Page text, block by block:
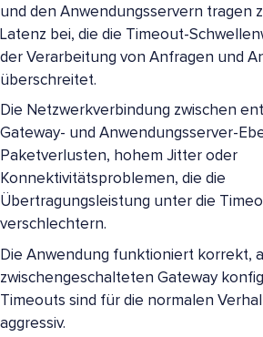
und den Anwendungsservern tragen
Latenz bei, die die Timeout-
der Verarbeitung von Anfragen und
überschreitet.
Die Netzwerkverbindung zwischen
Gateway- und Anwendungsserver-
Paketverlusten, hohem Jitter oder
Konnektivitätsproblemen, die die
Übertragungsleistung unter die
verschlechtern.
Die Anwendung funktioniert korrekt,
zwischengeschalteten Gateway
Timeouts sind für die normalen
aggressiv.